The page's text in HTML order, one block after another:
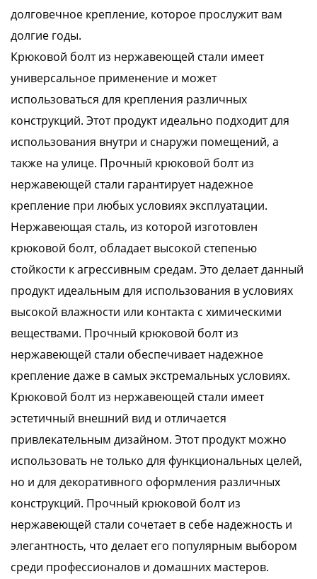
долговечное крепление, которое прослужит вам
долгие годы.
Крюковой болт из нержавеющей стали имеет
универсальное применение и может
использоваться для крепления различных
конструкций. Этот продукт идеально подходит для
использования внутри и снаружи помещений, а
также на улице. Прочный крюковой болт из
нержавеющей стали гарантирует надежное
крепление при любых условиях эксплуатации.
Нержавеющая сталь, из которой изготовлен
крюковой болт, обладает высокой степенью
стойкости к агрессивным средам. Это делает данный
продукт идеальным для использования в условиях
высокой влажности или контакта с химическими
веществами. Прочный крюковой болт из
нержавеющей стали обеспечивает надежное
крепление даже в самых экстремальных условиях.
Крюковой болт из нержавеющей стали имеет
эстетичный внешний вид и отличается
привлекательным дизайном. Этот продукт можно
использовать не только для функциональных целей,
но и для декоративного оформления различных
конструкций. Прочный крюковой болт из
нержавеющей стали сочетает в себе надежность и
элегантность, что делает его популярным выбором
среди профессионалов и домашних мастеров.